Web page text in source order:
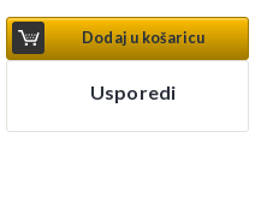
Dodaj u košaricu
Usporedi